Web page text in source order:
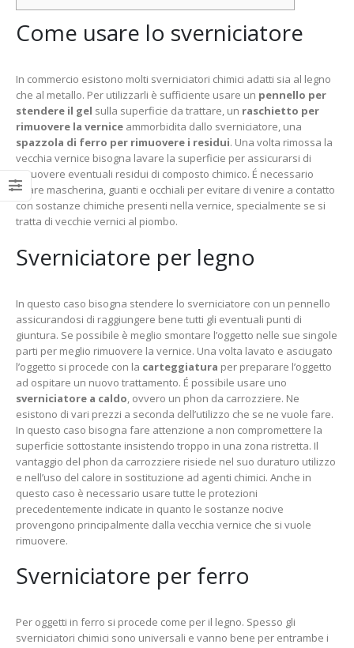
Come usare lo sverniciatore
In commercio esistono molti sverniciatori chimici adatti sia al legno
che al metallo. Per utilizzarli è sufficiente usare un pennello per
stendere il gel sulla superficie da trattare, un raschietto per
rimuovere la vernice ammorbidita dallo sverniciatore, una
spazzola di ferro per rimuovere i residui. Una volta rimossa la
vecchia vernice bisogna lavare la superficie per assicurarsi di
rimuovere eventuali residui di composto chimico. É necessario
usare mascherina, guanti e occhiali per evitare di venire a contatto
con sostanze chimiche presenti nella vernice, specialmente se si
tratta di vecchie vernici al piombo.
Sverniciatore per legno
In questo caso bisogna stendere lo sverniciatore con un pennello
assicurandosi di raggiungere bene tutti gli eventuali punti di
giuntura. Se possibile è meglio smontare l’oggetto nelle sue singole
parti per meglio rimuovere la vernice. Una volta lavato e asciugato
l’oggetto si procede con la carteggiatura per preparare l’oggetto
ad ospitare un nuovo trattamento. É possibile usare uno
sverniciatore a caldo, ovvero un phon da carrozziere. Ne
esistono di vari prezzi a seconda dell’utilizzo che se ne vuole fare.
In questo caso bisogna fare attenzione a non compromettere la
superficie sottostante insistendo troppo in una zona ristretta. Il
vantaggio del phon da carrozziere risiede nel suo duraturo utilizzo
e nell’uso del calore in sostituzione ad agenti chimici. Anche in
questo caso è necessario usare tutte le protezioni
precedentemente indicate in quanto le sostanze nocive
provengono principalmente dalla vecchia vernice che si vuole
rimuovere.
Sverniciatore per ferro
Per oggetti in ferro si procede come per il legno. Spesso gli
sverniciatori chimici sono universali e vanno bene per entrambe i